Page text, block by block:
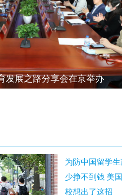
发展之路分享会在京举办
为防中国留学
少挣不到钱 美
校想出了这招